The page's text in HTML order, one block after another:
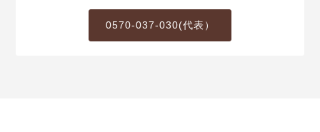
0570-037-030(代表）